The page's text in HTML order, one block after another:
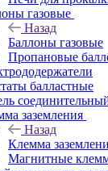
газовые
Назад
Баллоны газовые
Пропановые
балластные
заземления
Назад
Клемма
Магнитные